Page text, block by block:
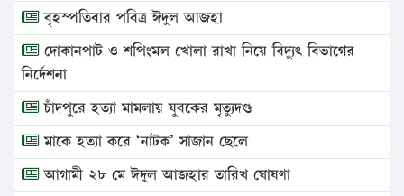
বৃহস্পতিবার পবিত্র ঈদুল আজহা
দোকানপাট ও শপিংমল খোলা রাখা নিয়ে বিদ্যুৎ বিভাগের
নির্দেশনা
চাঁদপুরে হত্যা মামলায় যুবকের মৃত্যুদণ্ড
মাকে হত্যা করে ‘নাটক’ সাজান ছেলে
আগামী ২৮ মে ঈদুল আজহার তারিখ ঘোষণা